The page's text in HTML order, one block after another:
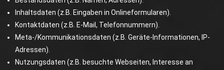
Inhaltsdaten (z.B. Eingaben in Onlineformularen).
Kontaktdaten (z.B. E-Mail, Telefonnummern).
Meta-/Kommunikationsdaten (z.B. Geräte-Informationen, IP-
Adressen).
Nutzungsdaten (z.B. besuchte Webseiten, Interesse an